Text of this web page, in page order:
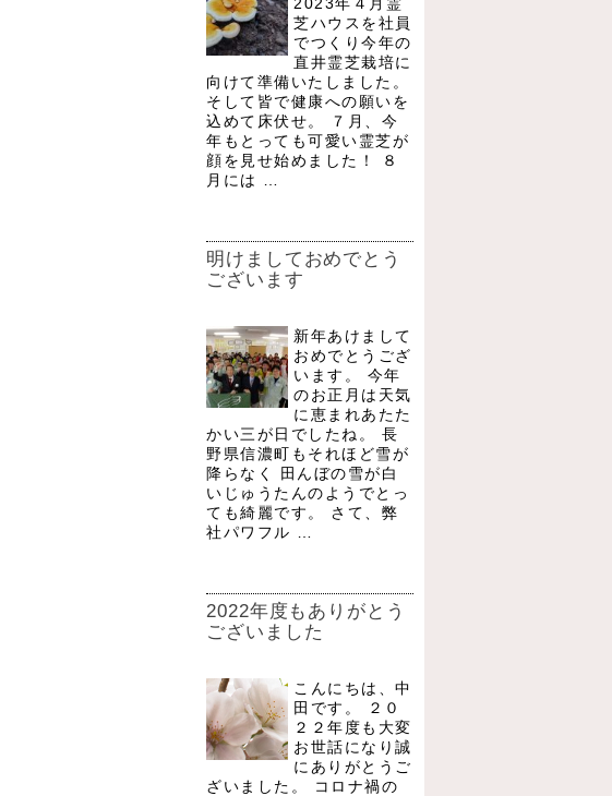
芝ハウスを社員
でつくり今年の
直井霊芝栽培に
向けて準備いたしました。
そして皆で健康への願いを
込めて床伏せ。 ７月、今
年もとっても可愛い霊芝が
顔を見せ始めました！ ８
月には …
明けましておめでとう
ございます
新年あけまして
おめでとうござ
います。 今年
のお正月は天気
に恵まれあたた
かい三が日でしたね。 長
野県信濃町もそれほど雪が
降らなく 田んぼの雪が白
いじゅうたんのようでとっ
ても綺麗です。 さて、弊
社パワフル …
2022年度もありがとう
ございました
こんにちは、中
田です。 ２０
２２年度も大変
お世話になり誠
にありがとうご
ざいました。 コロナ禍の